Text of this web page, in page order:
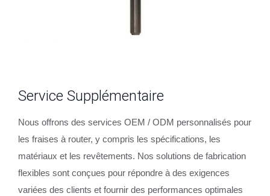
Service Supplémentaire
Nous offrons des services OEM / ODM personnalisés pour
les fraises à router, y compris les spécifications, les
matériaux et les revêtements. Nos solutions de fabrication
flexibles sont conçues pour répondre à des exigences
variées des clients et fournir des performances optimales